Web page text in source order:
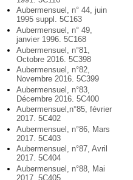
Aubermensuel, n° 44, juin
1995 suppl. 5C163
Aubermensuel, n° 49,
janvier 1996. 5C168
Aubermensuel, n°81,
Octobre 2016. 5C398
Aubermensuel, n°82,
Novembre 2016. 5C399
Aubermensuel, n°83,
Décembre 2016. 5C400
Aubermensuel,n°85, février
2017. 5C402
Aubermensuel, n°86, Mars
2017. 5C403
Aubermensuel, n°87, Avril
2017. 5C404
Aubermensuel, n°88, Mai
2017. 5C405